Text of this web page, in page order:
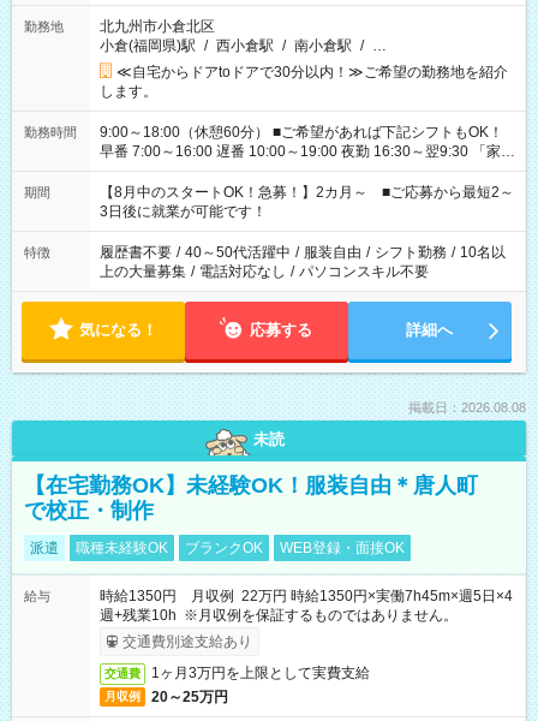
勤務地
北九州市小倉北区
小倉(福岡県)駅 / 西小倉駅 / 南小倉駅 / …
≪自宅からドアtoドアで30分以内！≫ご希望の勤務地を紹介
します。
勤務時間
9:00～18:00（休憩60分） ■ご希望があれば下記シフトもOK！
早番 7:00～16:00 遅番 10:00～19:00 夜勤 16:30～翌9:30 「家族
と休みを合わせたい」 「余裕を持って夕飯の準備がしたい」
「できれば残業はしたくない」 など、ご希望を教えてください
ね。 ※Wワーク希望の方へ 今ご覧のお仕事で希望する勤務時間
と、もう1つのお仕事の勤務時間。 合計で週40時間を超える場
合は応募できません。
期間
【8月中のスタートOK！急募！】2カ月～ ■ご応募から最短2～
3日後に就業が可能です！
特徴 履歴書不要 / 40～50代活躍中 / 服装自由 / シフト勤務 / 10名以
上の大量募集 / 電話対応なし / パソコンスキル不要
気になる！ 応募する 詳細へ
掲載日：2026.08.08
未読
【在宅勤務OK】未経験OK！服装自由＊唐人町
で校正・制作
派遣 職種未経験OK ブランクOK WEB登録・面接OK
給与
時給1350円 月収例 22万円 時給1350円×実働7h45m×週5日×4
週+残業10h ※月収例を保証するものではありません。
交通費別途支給あり
交通費 1ヶ月3万円を上限として実費支給
月収例 20～25万円